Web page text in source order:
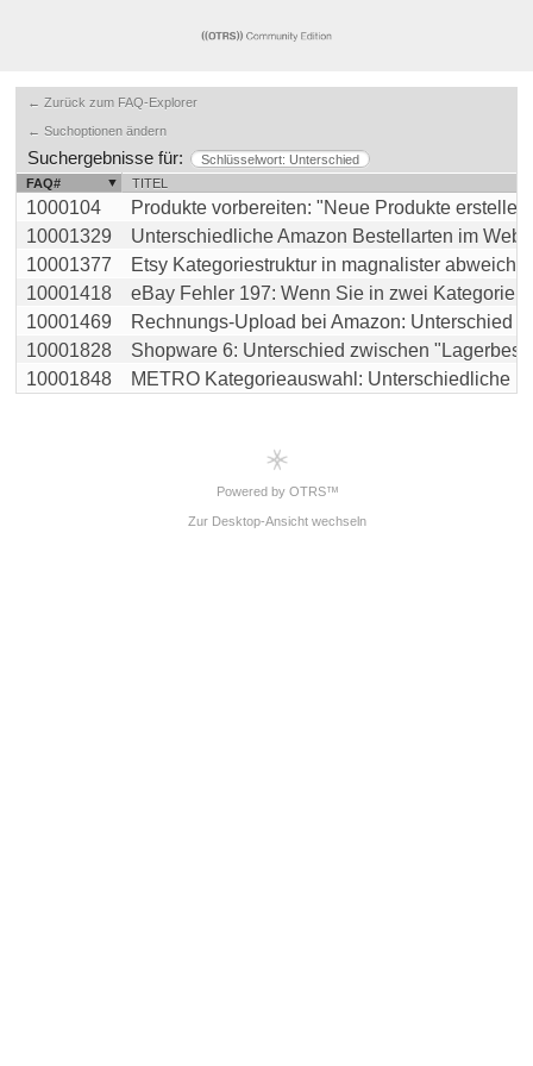
← Zurück zum FAQ-Explorer
← Suchoptionen ändern
Suchergebnisse für:
Schlüsselwort: Unterschied
FAQ#
TITEL
1000104
Produkte vorbereiten: "Neue Produkte
10001329
Unterschiedliche Amazon Bestellarten im
10001377
Etsy Kategoriestruktur in magnalister
10001418
eBay Fehler 197: Wenn Sie in zwei Kategorien
10001469
Rechnungs-Upload bei Amazon: Unterschied
10001828
Shopware 6: Unterschied zwischen
10001848
METRO Kategorieauswahl: Unterschiedliche
Powered by OTRS™
Zur Desktop-Ansicht wechseln